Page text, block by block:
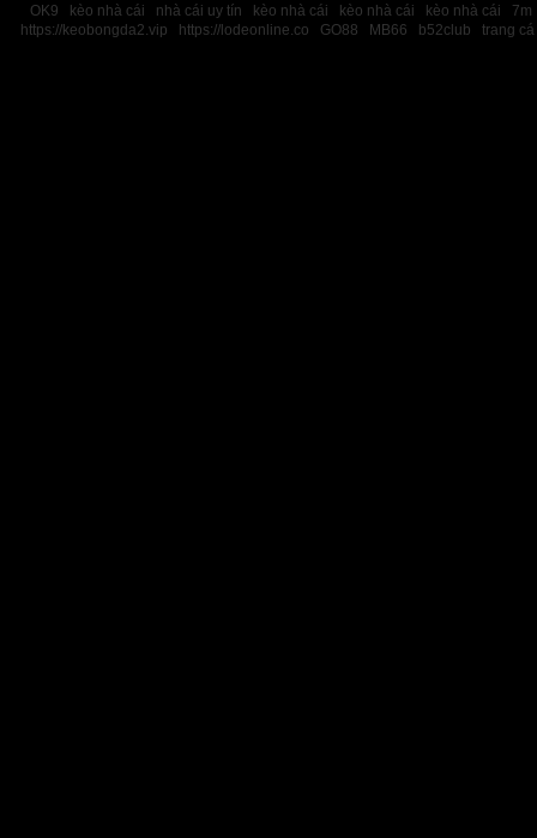
OK9
kèo nhà cái nhà cái uy tín kèo nhà cái kèo nhà cái kèo nhà cái
7m
https://keobongda2.vip
https://lodeonline.co GO88 MB66 b52club trang